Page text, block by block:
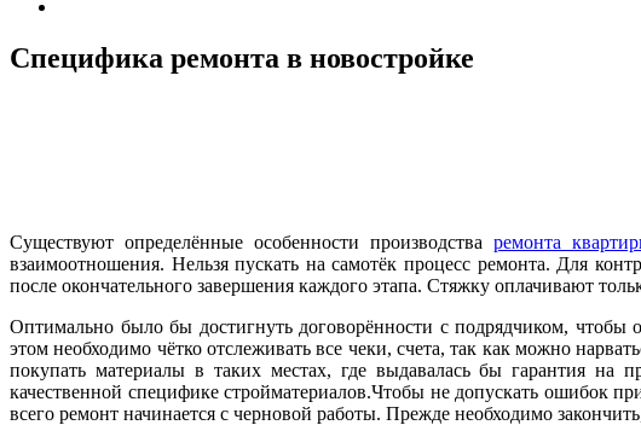
Специфика ремонта в новостройке
Существуют определённые особенности производства ремонта
взаимоотношения. Нельзя пускать на самотёк процесс ремонта. Для
после окончательного завершения каждого этапа. Стяжку оплачивают
Оптимально было бы достигнуть договорённости с подрядчиком,
этом необходимо чётко отслеживать все чеки, счета, так как можно
покупать материалы в таких местах, где выдавалась бы гарантия на
качественной специфике стройматериалов.Чтобы не допускать ошибок
всего ремонт начинается с черновой работы. Прежде необходимо